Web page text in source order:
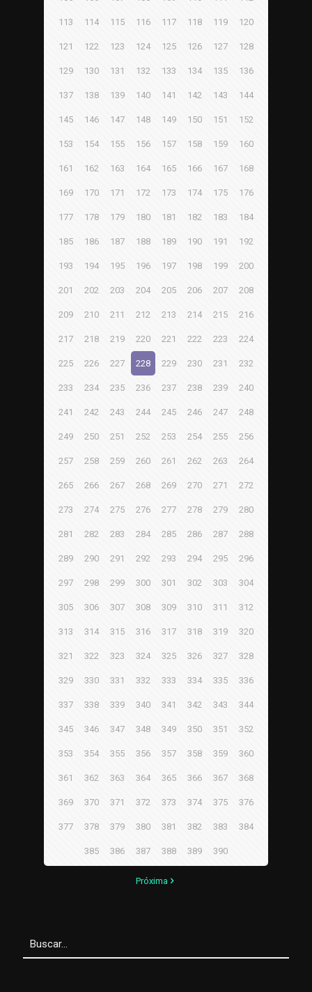
113 114 115 116 117 118 119 120
121 122 123 124 125 126 127 128
129 130 131 132 133 134 135 136
137 138 139 140 141 142 143 144
145 146 147 148 149 150 151 152
153 154 155 156 157 158 159 160
161 162 163 164 165 166 167 168
169 170 171 172 173 174 175 176
177 178 179 180 181 182 183 184
185 186 187 188 189 190 191 192
193 194 195 196 197 198 199 200
201 202 203 204 205 206 207 208
209 210 211 212 213 214 215 216
217 218 219 220 221 222 223 224
225 226 227 228 229 230 231 232
233 234 235 236 237 238 239 240
241 242 243 244 245 246 247 248
249 250 251 252 253 254 255 256
257 258 259 260 261 262 263 264
265 266 267 268 269 270 271 272
273 274 275 276 277 278 279 280
281 282 283 284 285 286 287 288
289 290 291 292 293 294 295 296
297 298 299 300 301 302 303 304
305 306 307 308 309 310 311 312
313 314 315 316 317 318 319 320
321 322 323 324 325 326 327 328
329 330 331 332 333 334 335 336
337 338 339 340 341 342 343 344
345 346 347 348 349 350 351 352
353 354 355 356 357 358 359 360
361 362 363 364 365 366 367 368
369 370 371 372 373 374 375 376
377 378 379 380 381 382 383 384
385 386 387 388 389 390
Próxima